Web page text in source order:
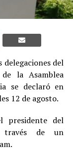
delegaciones del
la Asamblea
se declaró en
12 de agosto.
presidente del
través de un